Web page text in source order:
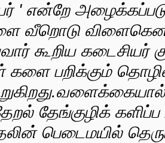
' என்றே
வீறொடு விளைகெனத்
கூறிய
பறிக்கும்
தேறல் தேங்குழிக்
பெடைமயில்